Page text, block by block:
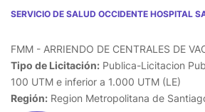
SERVICIO DE SALUD OCCIDENTE HOSPITAL
FMM - ARRIENDO DE CENTRALES DE
Tipo de Licitación: Publica-Licitacion
100 UTM e inferior a 1.000 UTM (LE)
Región: Region Metropolitana de